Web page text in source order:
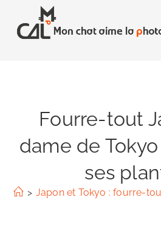
content
Fourre-tout
dame de
ses
> Japon et Tokyo : fourre-